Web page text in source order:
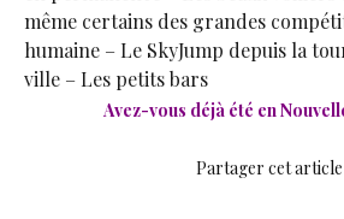
même certains des grandes
humaine – Le SkyJump depuis la
ville – Les petits bars
Avez-vous déjà été en
Partager cet article